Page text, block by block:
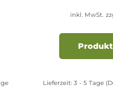
inkl. MwSt.
Lieferzeit: 3 - 5 Tage